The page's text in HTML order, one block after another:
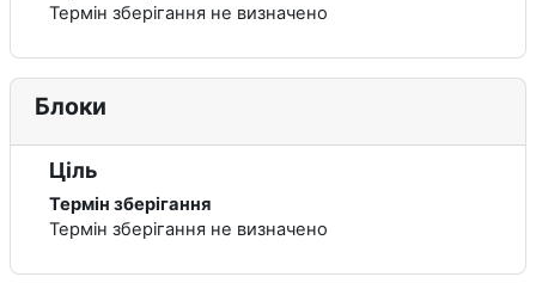
Термін зберігання не визначено
Блоки
Ціль
Термін зберігання
Термін зберігання не визначено